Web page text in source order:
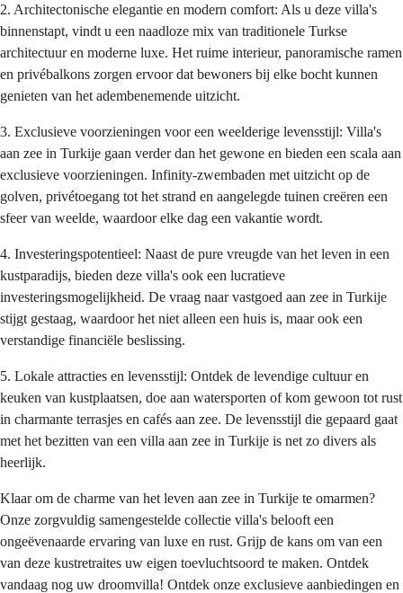
2. Architectonische elegantie en modern comfort: Als u deze villa's
binnenstapt, vindt u een naadloze mix van traditionele Turkse
architectuur en moderne luxe. Het ruime interieur, panoramische ramen
en privébalkons zorgen ervoor dat bewoners bij elke bocht kunnen
genieten van het adembenemende uitzicht.
3. Exclusieve voorzieningen voor een weelderige levensstijl: Villa's
aan zee in Turkije gaan verder dan het gewone en bieden een scala aan
exclusieve voorzieningen. Infinity-zwembaden met uitzicht op de
golven, privétoegang tot het strand en aangelegde tuinen creëren een
sfeer van weelde, waardoor elke dag een vakantie wordt.
4. Investeringspotentieel: Naast de pure vreugde van het leven in een
kustparadijs, bieden deze villa's ook een lucratieve
investeringsmogelijkheid. De vraag naar vastgoed aan zee in Turkije
stijgt gestaag, waardoor het niet alleen een huis is, maar ook een
verstandige financiële beslissing.
5. Lokale attracties en levensstijl: Ontdek de levendige cultuur en
keuken van kustplaatsen, doe aan watersporten of kom gewoon tot rust
in charmante terrasjes en cafés aan zee. De levensstijl die gepaard gaat
met het bezitten van een villa aan zee in Turkije is net zo divers als
heerlijk.
Klaar om de charme van het leven aan zee in Turkije te omarmen?
Onze zorgvuldig samengestelde collectie villa's belooft een
ongeëvenaarde ervaring van luxe en rust. Grijp de kans om van een
van deze kustretraites uw eigen toevluchtsoord te maken. Ontdek
vandaag nog uw droomvilla! Ontdek onze exclusieve aanbiedingen en